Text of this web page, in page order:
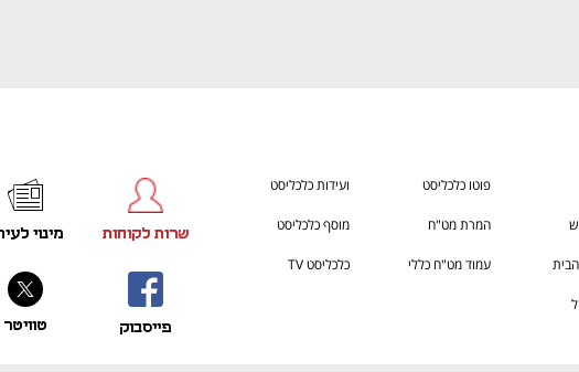
פוטו כלכליסט ועידות כלכליסט
המרת מט"ח מוסף כלכליסט
עמוד מט"ח כללי כלכליסט TV
פייסבוק
שרות לקוחות
טוויטר
מינוי